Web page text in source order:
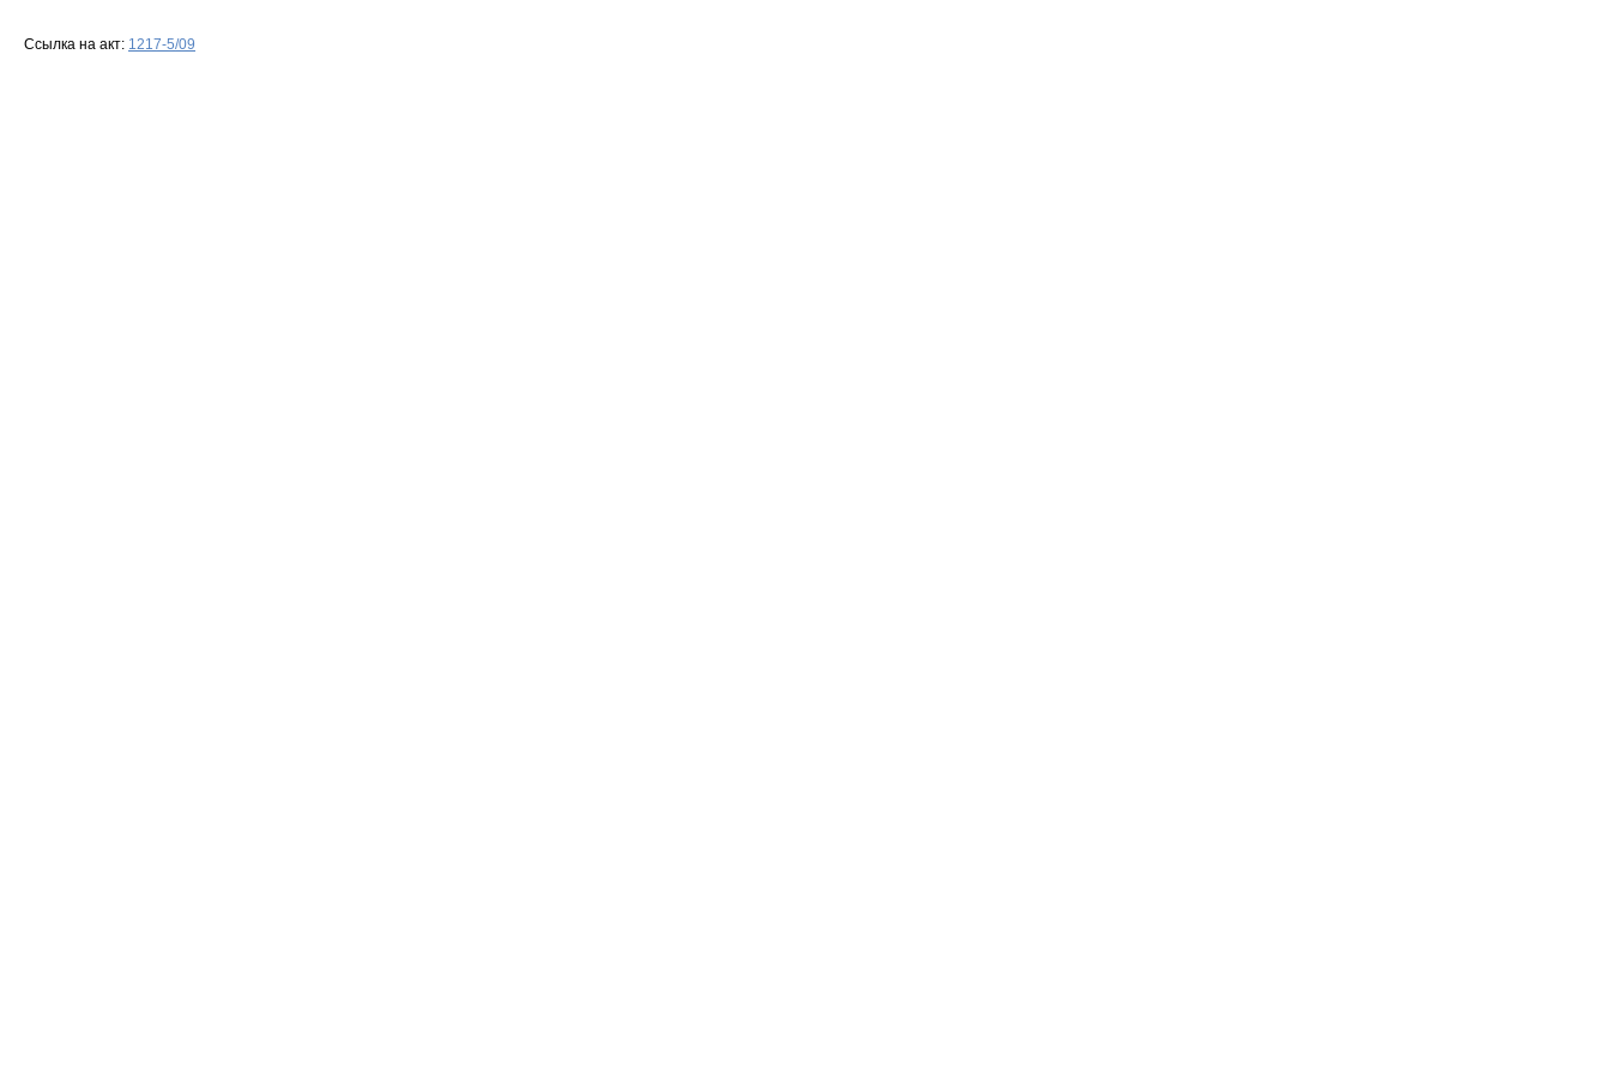
Ссылка на акт: 1217-5/09